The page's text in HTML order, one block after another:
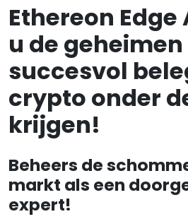
Ethereon
u de
succesvol
crypto onder
krijgen!
Beheers de
markt als een
expert!